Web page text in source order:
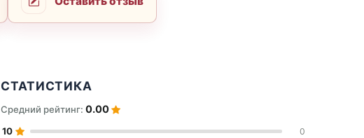
СТАТИСТИКА
Средний рейтинг:0.00
10 0